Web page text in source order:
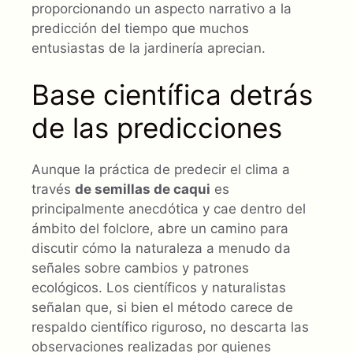
proporcionando un aspecto narrativo a la
predicción del tiempo que muchos
entusiastas de la jardinería aprecian.
Base científica detrás
de las predicciones
Aunque la práctica de predecir el clima a
través de semillas de caqui es
principalmente anecdótica y cae dentro del
ámbito del folclore, abre un camino para
discutir cómo la naturaleza a menudo da
señales sobre cambios y patrones
ecológicos. Los científicos y naturalistas
señalan que, si bien el método carece de
respaldo científico riguroso, no descarta las
observaciones realizadas por quienes